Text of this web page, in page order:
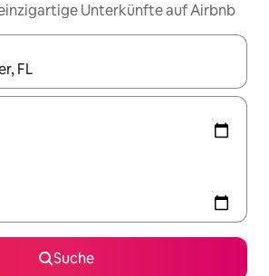
Unterkünfte auf Airbnb
verfügbar sind, navigiere mit den
Suche